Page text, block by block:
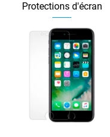
Protections d'écran